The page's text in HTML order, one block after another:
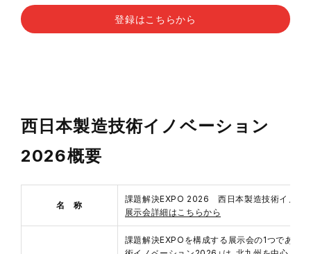
登録はこちらから
西日本製造技術イノベーション
2026概要
名 称
課題解決EXPO 2026 西日本製造技術イノベ
展示会詳細はこちらから
課題解決EXPOを構成する展示会の1つであり